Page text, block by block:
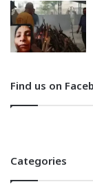
Find us on
Categories